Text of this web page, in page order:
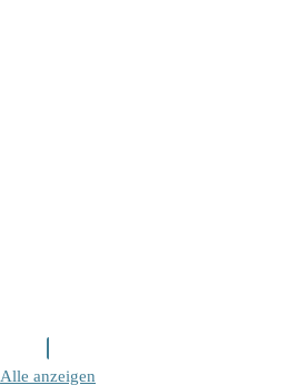
Alle anzeigen